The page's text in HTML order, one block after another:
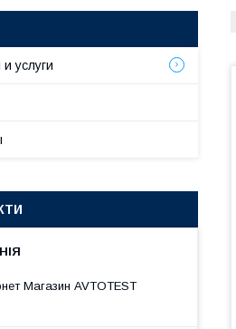
услуги
Магазин AVTOTEST